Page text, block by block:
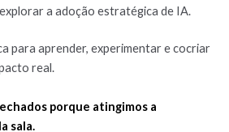
a adoção estratégica de IA.
para aprender, experimentar e cocriar
real.
porque atingimos a
sala.